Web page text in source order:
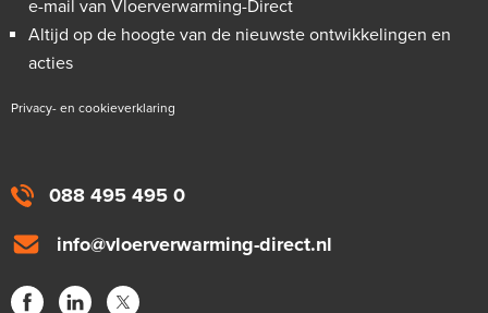
088 495 495 0
info@vloerverwarming-direct.nl
e-mail van Vloerverwarming-Direct
Altijd op de hoogte van de nieuwste ontwikkelingen en
acties
Privacy- en cookieverklaring